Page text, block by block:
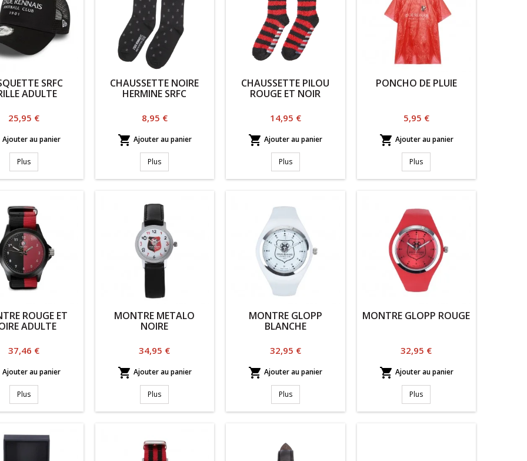
SRFC
ADULTE
Prix
25,95 €
Ajouter au panier
Plus
CHAUSSETTE NOIRE
HERMINE SRFC
Prix
8,95 €
 Ajouter au panier
Plus
CHAUSSETTE PILOU
ROUGE ET NOIR
Prix
14,95 €
 Ajouter au panier
Plus
PONCHO DE PLUIE
Prix
5,95 €
 Ajouter au panier
Plus
ROUGE ET
ADULTE
Prix
37,46 €
Ajouter au panier
Plus
MONTRE METALO
NOIRE
Prix
34,95 €
 Ajouter au panier
Plus
MONTRE GLOPP
BLANCHE
Prix
32,95 €
 Ajouter au panier
Plus
MONTRE GLOPP ROUGE
Prix
32,95 €
 Ajouter au panier
Plus